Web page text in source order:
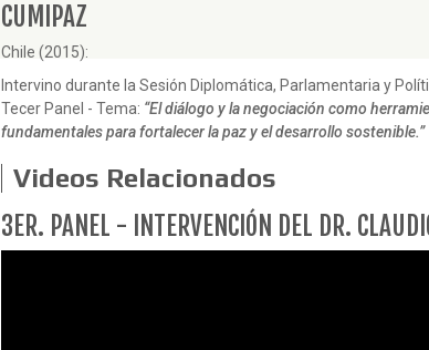
CUMIPAZ
Chile (2015):
Intervino durante la Sesión Diplomática, Parlamentaria y
Tecer Panel - Tema: “El diálogo y la negociación como
fundamentales para fortalecer la paz y el desarrollo sostenible.”
Videos Relacionados
3ER. PANEL - INTERVENCIÓN DEL DR.
Anterior